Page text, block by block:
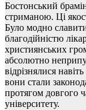
Бостонський
стриманою. Ці
Було модно
благодійністю
християнських
абсолютно
відрізнялися
вони стали
протягом довгого
університету.